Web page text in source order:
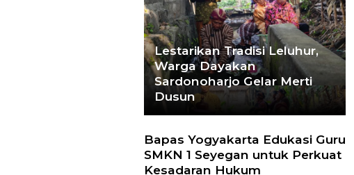
Gelar Media Gathering, Geodipa
Previous Next